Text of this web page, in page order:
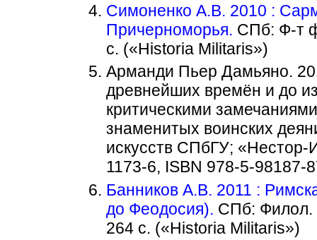
Симоненко А.В. 2010 :
Причерноморья. СПб: Ф-т
с. («Historia Militaris»)
Арманди Пьер Дамьяно.
древнейших времён и до
критическими
знаменитых воинских
искусств СПбГУ; «Нестор-
1173-6, ISBN 978-5-98187-
Банников А.В. 2011 :
до Феодосия). СПб: Филол.
264 с. («Historia Militaris»)